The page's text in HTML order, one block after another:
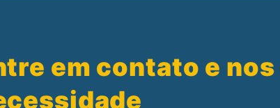
em contato e